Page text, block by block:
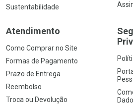
Sustentabilidade
Atendimento
Como Comprar no Site
Formas de Pagamento
Prazo de Entrega
Reembolso
Troca ou Devolução